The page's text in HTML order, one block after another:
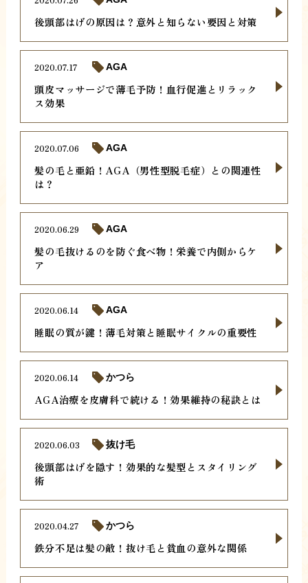
後頭部はげの原因は？意外と知らない要因と対策
頭皮マッサージで薄毛予防！血行促進とリラック
ス効果
2020.07.17 AGA
髪の毛と亜鉛！AGA（男性型脱毛症）との関連性
は？
2020.07.06 AGA
髪の毛抜けるのを防ぐ食べ物！栄養で内側からケ
ア
2020.06.29 AGA
睡眠の質が鍵！薄毛対策と睡眠サイクルの重要性
2020.06.14 AGA
AGA治療を皮膚科で続ける！効果維持の秘訣とは
2020.06.14 かつら
後頭部はげを隠す！効果的な髪型とスタイリング
術
2020.06.03 抜け毛
鉄分不足は髪の敵！抜け毛と貧血の意外な関係
2020.04.27 かつら